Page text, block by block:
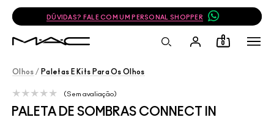
DÚVIDAS? FALE COM UM PERSONAL SHOPPER
0
Olhos / Paletas E Kits Para Os Olhos
PALETA DE SOMBRAS CONNECT IN
Sem avaliação